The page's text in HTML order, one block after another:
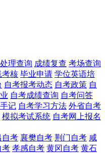
理查询 成绩复查 考场查询
考核 毕业申请 学位英语培
自考报考动态 自考政策 自
自考成绩查询 自考问答
记 自考学习方法 外省自考
模拟考试系统 自考网上报名
自考 襄樊自考 荆门自考 咸
考 孝感自考 黄冈自考 黄石